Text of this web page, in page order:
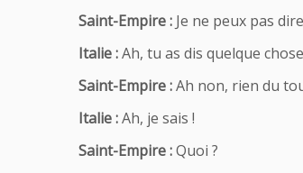
Saint-Empire : Je ne peux pas
Italie :Ah, tu as dis quelque
Saint-Empire :Ah non, rien du
Italie :Ah, je sais !
Saint-Empire :Quoi ?